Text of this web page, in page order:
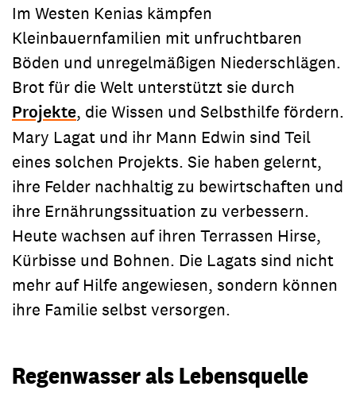
Im Westen Kenias kämpfen
Kleinbauernfamilien mit unfruchtbaren
Böden und unregelmäßigen Niederschlägen.
Brot für die Welt unterstützt sie durch
Projekte, die Wissen und Selbsthilfe fördern.
Mary Lagat und ihr Mann Edwin sind Teil
eines solchen Projekts. Sie haben gelernt,
ihre Felder nachhaltig zu bewirtschaften und
ihre Ernährungssituation zu verbessern.
Heute wachsen auf ihren Terrassen Hirse,
Kürbisse und Bohnen. Die Lagats sind nicht
mehr auf Hilfe angewiesen, sondern können
ihre Familie selbst versorgen.
Regenwasser als Lebensquelle